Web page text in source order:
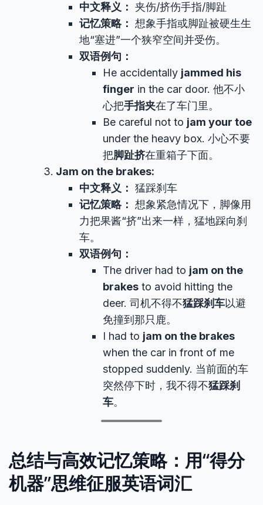
中文释义： 夹伤/挤伤手指/脚趾
记忆策略： 想象手指或脚趾被硬生生
地“塞进”一个狭窄空间并受伤。
双语例句：
He accidentally jammed his
finger in the car door. 他不小
心把手指夹在了车门里。
Be careful not to jam your toe
under the heavy box. 小心不要
把脚趾挤在重箱子下面。
Jam on the brakes:
中文释义： 猛踩刹车
记忆策略： 想象紧急情况下，脚像用
力把果酱“挤”出来一样，猛地踩向刹
车。
双语例句：
The driver had to jam on the
brakes to avoid hitting the
deer. 司机不得不猛踩刹车以避
免撞到那只鹿。
I had to jam on the brakes
when the car in front of me
stopped suddenly. 当前面的车
突然停下时，我不得不猛踩刹
车。
总结与高效记忆策略：用“得分
机器”思维征服英语词汇